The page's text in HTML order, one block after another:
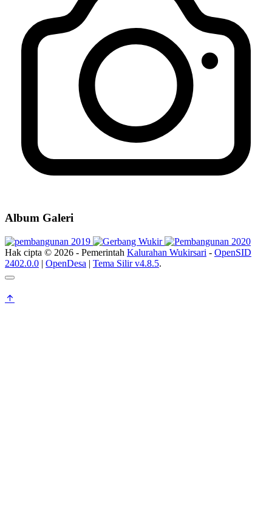
Album Galeri
Hak cipta © 2026 - Pemerintah Kalurahan Wukirsari - OpenSID
2402.0.0 | OpenDesa | Tema Silir v4.8.5.